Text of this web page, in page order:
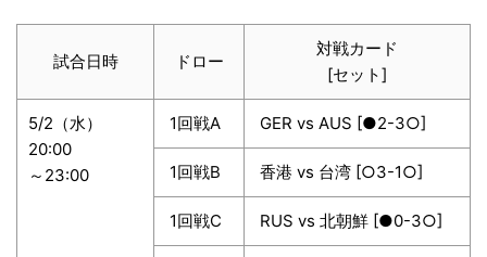
試合日時 ドロー
対戦カード
[セット]
5/2（水）
20:00
～23:00
1回戦A GER vs AUS [●2-3○]
1回戦B 香港 vs 台湾 [○3-1○]
1回戦C RUS vs 北朝鮮 [●0-3○]